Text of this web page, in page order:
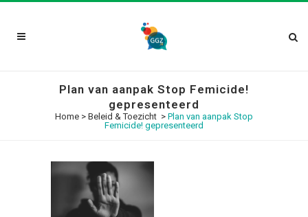
Plan van aanpak Stop Femicide!
gepresenteerd
Home > Beleid & Toezicht > Plan van aanpak Stop
Femicide! gepresenteerd